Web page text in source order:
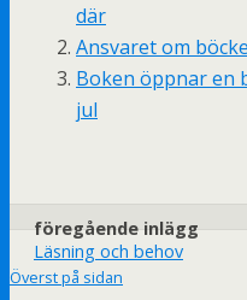
där
Ansvaret om
Boken öppnar en
jul
föregående inlägg
Läsning och behov
Överst på sidan